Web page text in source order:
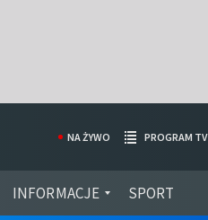
INFORMACJE SPORT
NA ŻYWO PROGRAM TV